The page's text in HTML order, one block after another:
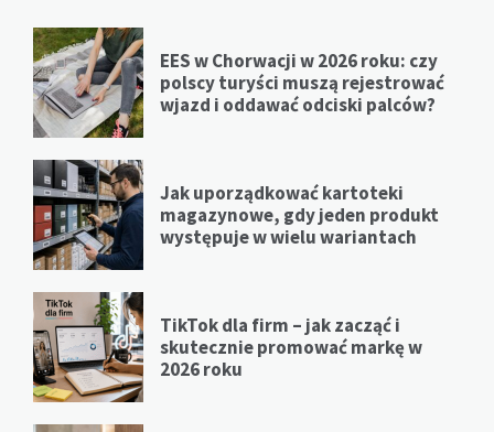
EES w Chorwacji w 2026 roku: czy
polscy turyści muszą rejestrować
wjazd i oddawać odciski palców?
Jak uporządkować kartoteki
magazynowe, gdy jeden produkt
występuje w wielu wariantach
TikTok dla firm – jak zacząć i
skutecznie promować markę w
2026 roku